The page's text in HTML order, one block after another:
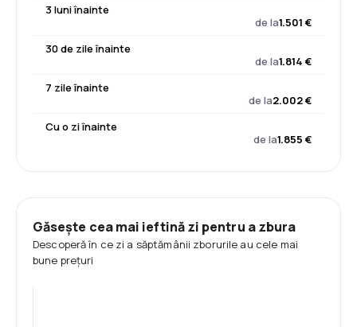
3 luni înainte
de la1.501 €
30 de zile înainte
de la1.814 €
7 zile înainte
de la2.002 €
Cu o zi înainte
de la1.855 €
Găsește cea mai ieftină zi pentru a zbura
Descoperă în ce zi a săptămânii zborurile au cele mai
bune prețuri